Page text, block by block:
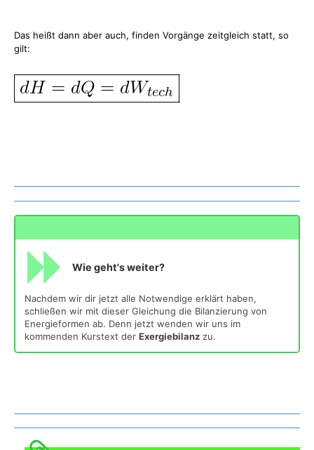
Das heißt dann aber auch, finden Vorgänge zeitgleich statt, so
gilt:
Wie geht's weiter?
Nachdem wir dir jetzt alle Notwendige erklärt haben,
schließen wir mit dieser Gleichung die Bilanzierung von
Energieformen ab. Denn jetzt wenden wir uns im
kommenden Kurstext der Exergiebilanz zu.